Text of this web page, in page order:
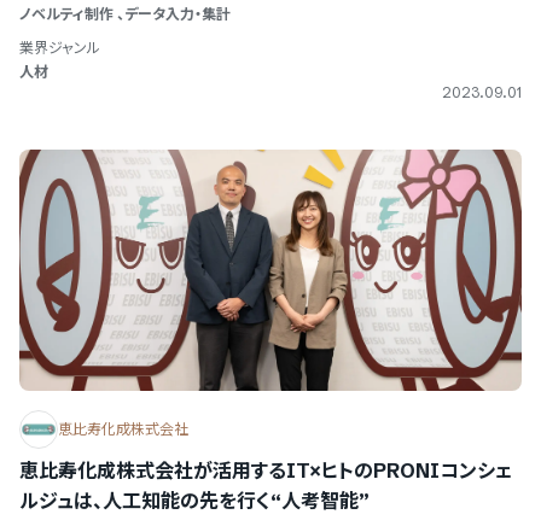
ノベルティ制作 、 データ入力・集計
業界ジャンル
人材
2023.09.01
恵比寿化成株式会社
恵比寿化成株式会社が活用するIT×ヒトのPRONIコンシェ
ルジュは、人工知能の先を行く“人考智能”